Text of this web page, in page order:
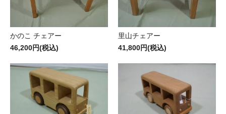
かのこ チェアー
46,200円(税込)
里山チェアー
41,800円(税込)